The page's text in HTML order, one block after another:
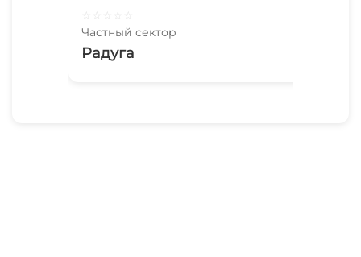
Частный сектор
Радуга